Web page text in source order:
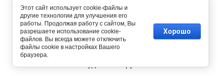
newtehtorg-amur.ru —
студия Мегагрупп
Этот сайт использует cookie-файлы и
другие технологии для улучшения его
работы. Продолжая работу с сайтом, Вы
разрешаете использование cookie-
файлов. Вы всегда можете отключить
файлы cookie в настройках Вашего
браузера.
Хорошо